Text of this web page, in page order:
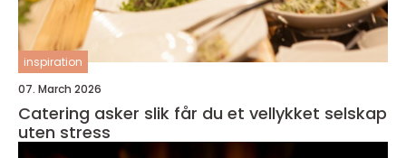
inspiration
07. March 2026
Catering asker slik får du et vellykket selskap
uten stress